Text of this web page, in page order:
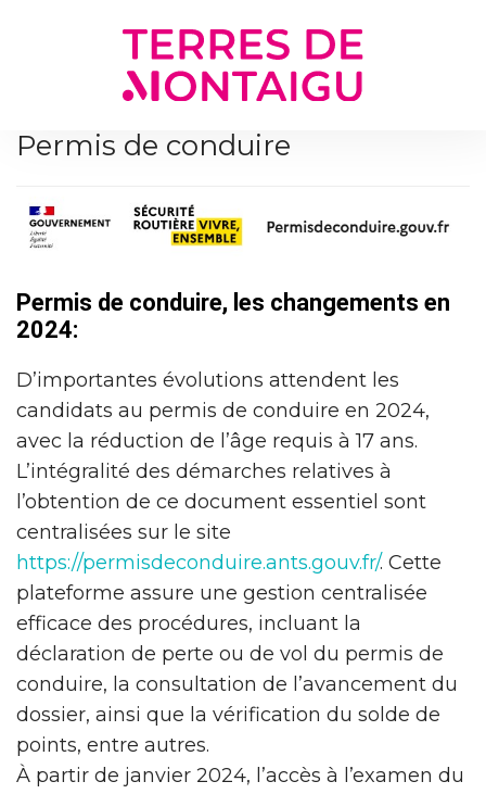
Permis de conduire
Permis de conduire, les changements en
2024:
D’importantes évolutions attendent les
candidats au permis de conduire en 2024,
avec la réduction de l’âge requis à 17 ans.
L’intégralité des démarches relatives à
l’obtention de ce document essentiel sont
centralisées sur le site
https://permisdeconduire.ants.gouv.fr/. Cette
plateforme assure une gestion centralisée
efficace des procédures, incluant la
déclaration de perte ou de vol du permis de
conduire, la consultation de l’avancement du
dossier, ainsi que la vérification du solde de
points, entre autres.
À partir de janvier 2024, l’accès à l’examen du